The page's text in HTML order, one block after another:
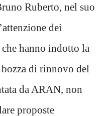
Ruberto, nel suo
dei
hanno indotto la
di rinnovo del
da ARAN, non
proposte